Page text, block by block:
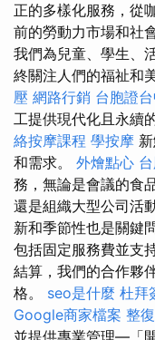
正的多樣化服務，從
前的勞動力市場和社
我們為兒童、學生、
終關注人們的福祉和
壓 網路行銷 台胞證台
工提供現代化且永續
絡按摩課程 學按摩
和需求。 外燴點心
務，無論是會議的食
還是組織大型公司活
新和季節性也是關鍵
包括固定服務費並支
結算，我們的合作夥
格。 seo是什麼 杜拜
Google商家檔案 整
並提供專業管理—「